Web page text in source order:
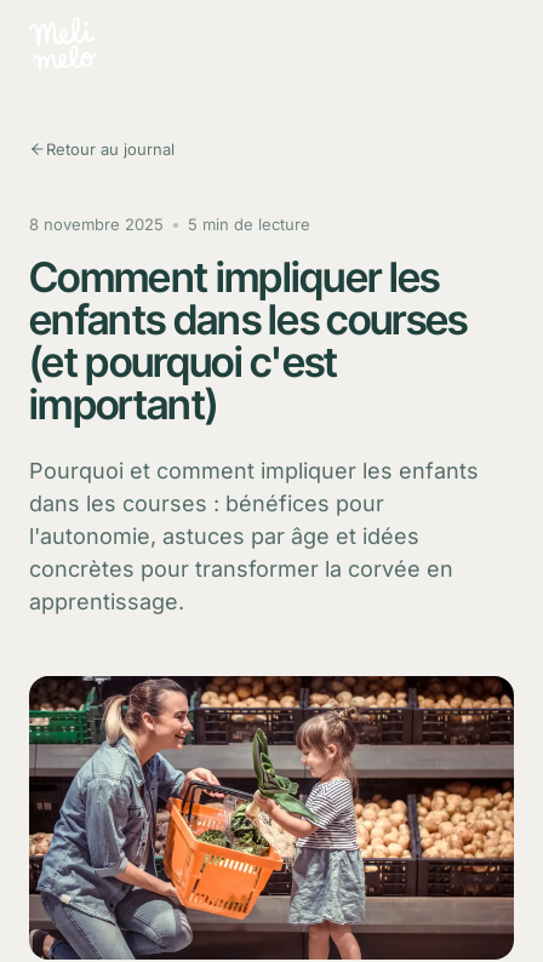
Retour au journal
8 novembre 2025 5 min de lecture
Comment impliquer les
enfants dans les courses
(et pourquoi c'est
important)
Pourquoi et comment impliquer les enfants
dans les courses : bénéfices pour
l'autonomie, astuces par âge et idées
concrètes pour transformer la corvée en
apprentissage.